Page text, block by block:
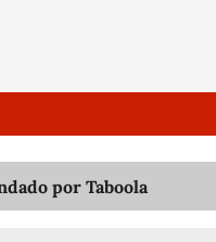
por Taboola